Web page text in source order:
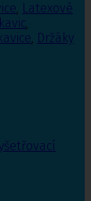
, Latexové
,
, Držáky